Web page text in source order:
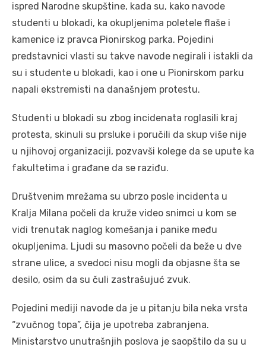
ispred Narodne skupštine, kada su, kako navode
studenti u blokadi, ka okupljenima poletele flaše i
kamenice iz pravca Pionirskog parka. Pojedini
predstavnici vlasti su takve navode negirali i istakli da
su i studente u blokadi, kao i one u Pionirskom parku
napali ekstremisti na današnjem protestu.
Studenti u blokadi su zbog incidenata roglasili kraj
protesta, skinuli su prsluke i poručili da skup više nije
u njihovoj organizaciji, pozvavši kolege da se upute ka
fakultetima i građane da se raziđu.
Društvenim mrežama su ubrzo posle incidenta u
Kralja Milana počeli da kruže video snimci u kom se
vidi trenutak naglog komešanja i panike među
okupljenima. Ljudi su masovno počeli da beže u dve
strane ulice, a svedoci nisu mogli da objasne šta se
desilo, osim da su čuli zastrašujuć zvuk.
Pojedini mediji navode da je u pitanju bila neka vrsta
“zvučnog topa”, čija je upotreba zabranjena.
Ministarstvo unutrašnjih poslova je saopštilo da su u